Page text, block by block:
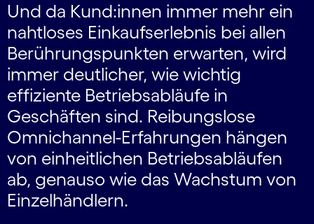
Und da Kund:innen immer mehr ein
nahtloses Einkaufserlebnis bei allen
Berührungspunkten erwarten, wird
immer deutlicher, wie wichtig
effiziente Betriebsabläufe in
Geschäften sind. Reibungslose
Omnichannel-Erfahrungen hängen
von einheitlichen Betriebsabläufen
ab, genauso wie das Wachstum von
Einzelhändlern.